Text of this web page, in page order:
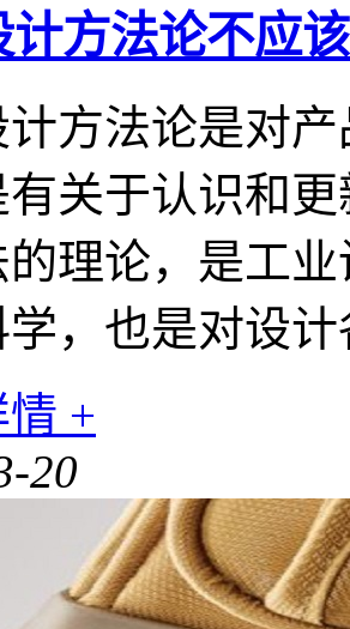
计方法论不应
计方法论是对
关于认识和
的理论，是工
，也是对设
+
20